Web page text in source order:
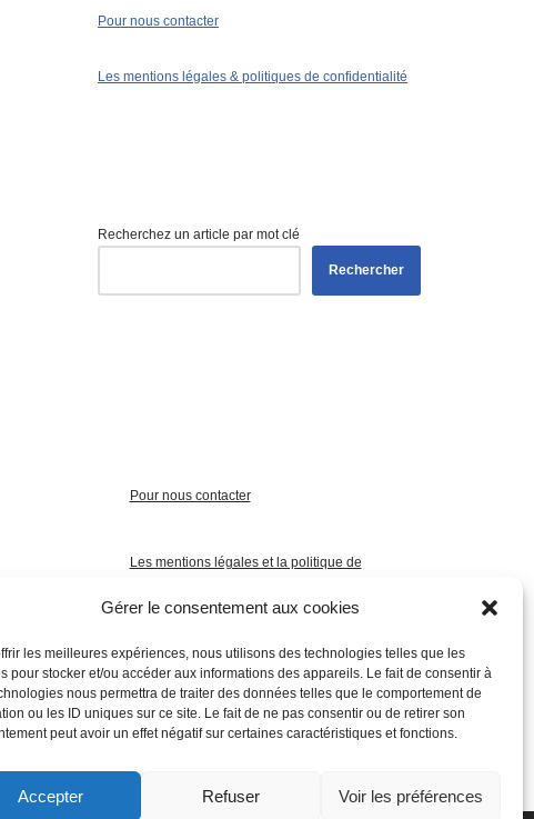
Gérer le consentement aux cookies
les meilleures expériences, nous utilisons des technologies telles que les
pour stocker et/ou accéder aux informations des appareils. Le fait de consentir à
nous permettra de traiter des données telles que le comportement de
ou les ID uniques sur ce site. Le fait de ne pas consentir ou de retirer son
peut avoir un effet négatif sur certaines caractéristiques et fonctions.
Accepter Refuser Voir les préférences
Pour nous contacter
Les mentions légales & politiques de confidentialité
Recherchez un article par mot clé
Rechercher
Pour nous contacter
Les mentions légales et la politique de